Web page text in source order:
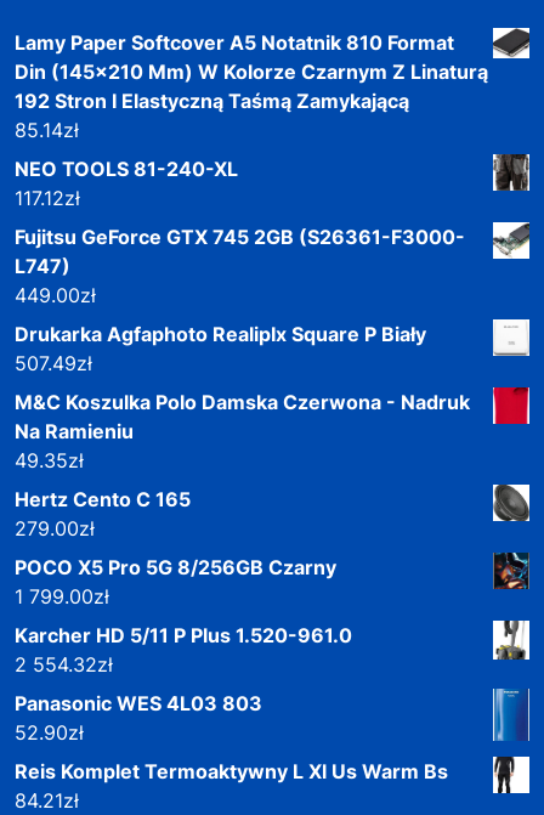
Lamy Paper Softcover A5 Notatnik 810 Format
Din (145x210 Mm) W Kolorze Czarnym Z Linaturą
192 Stron I Elastyczną Taśmą Zamykającą
85.14zł
NEO TOOLS 81-240-XL
117.12zł
Fujitsu GeForce GTX 745 2GB (S26361-F3000-
L747)
449.00zł
Drukarka Agfaphoto RealipIx Square P Biały
507.49zł
M&C Koszulka Polo Damska Czerwona - Nadruk
Na Ramieniu
49.35zł
Hertz Cento C 165
279.00zł
POCO X5 Pro 5G 8/256GB Czarny
1 799.00zł
Karcher HD 5/11 P Plus 1.520-961.0
2 554.32zł
Panasonic WES 4L03 803
52.90zł
Reis Komplet Termoaktywny L Xl Us Warm Bs
84.21zł